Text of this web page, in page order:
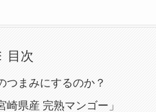
目次
つまみにするのか？
県産 完熟マンゴー」